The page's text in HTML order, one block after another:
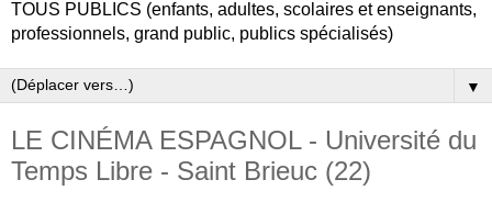
TOUS PUBLICS (enfants, adultes, scolaires et enseignants,
professionnels, grand public, publics spécialisés)
▼
LE CINÉMA ESPAGNOL - Université du
Temps Libre - Saint Brieuc (22)